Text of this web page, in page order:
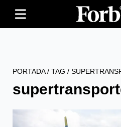
PORTADA/ TAG /